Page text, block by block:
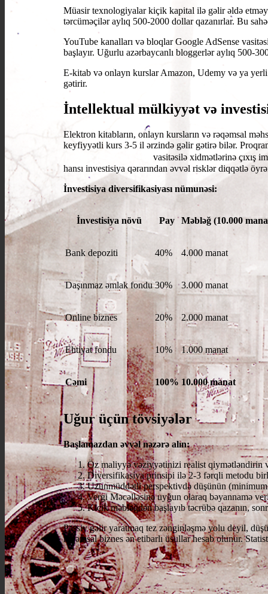
Müasir texnologiyalar kiçik kapital ilə gəlir əldə
tərcüməçilər aylıq 500-2000 dollar qazanırlar. Bu
YouTube kanalları və bloqlar Google AdSense
başlayır. Uğurlu azərbaycanlı bloggerlər aylıq 500-
E-kitab və onlayn kurslar Amazon, Udemy və ya
gətirir.
İntellektual mülkiyyət və
Elektron kitabların, onlayn kursların və rəqəmsal
keyfiyyətli kurs 3-5 il ərzində gəlir gətirə bilər.
vasitəsilə xidmətlərinə çıxış
hansı investisiya qərarından əvvəl risklər diqqətlə
İnvestisiya diversifikasiyası nümunəsi:
İnvestisiya növü Pay Məbləğ (10.000
Bank depoziti 40% 4.000 manat
Daşınmaz əmlak fondu 30% 3.000 manat
Online biznes 20% 2.000 manat
Ehtiyat fondu 10% 1.000 manat
Cəmi 100% 10.000 manat
Uğur üçün tövsiyələr
Başlamazdan əvvəl nəzərə alın:
Öz maliyyə vəziyyətinizi realist qiymətləndirin
Diversifikasiya prinsipi ilə 2-3 fərqli metodu
Uzunmüddətli perspektivdə düşünün
Vergi Məcəlləsinə uyğun olaraq bəyannamə
Kiçik məbləğdən başlayıb təcrübə qazanın,
Passiv gəlir yaratmaq tez zənginləşmə yolu deyil,
rəqəmsal biznes ən etibarlı üsullar hesab olunur.